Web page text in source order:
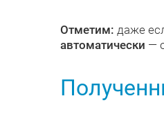
Отметим: даже
автоматически —